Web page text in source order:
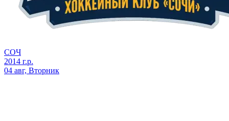
СОЧ
2014 г.р.
04 авг, Вторник